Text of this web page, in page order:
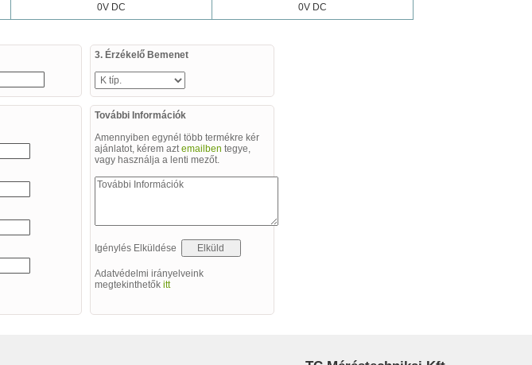
0V DC 0V DC
3. Érzékelő Bemenet
További Információk
Amennyiben egynél több termékre kér
ajánlatot, kérem aztemailben tegye,
vagy használja a lenti mezőt.
Igénylés Elküldése
Adatvédelmi irányelveink
megtekinthetők itt